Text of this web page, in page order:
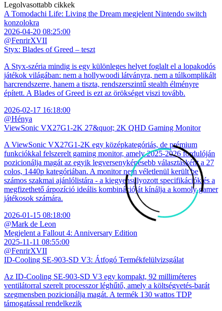
Legolvasottabb cikkek
A Tomodachi Life: Living the Dream megjelent Nintendo switch
konzolokra
2026-04-20 08:25:00
@FenrirXVII
Styx: Blades of Greed – teszt
A Styx-széria mindig is egy különleges helyet foglalt el a lopakodós
játékok világában: nem a hollywoodi látványra, nem a túlkomplikált
harcrendszerre, hanem a tiszta, rendszerszintű stealth élményre
épített. A Blades of Greed is ezt az örökséget viszi tovább.
2026-02-17 16:18:00
@Hénya
ViewSonic VX27G1-2K 27&quot; 2K QHD Gaming Monitor
A ViewSonic VX27G1-2K egy középkategóriás, de prémium
funkciókkal felszerelt gaming monitor, amely 2025-2026 fordulóján
pozicionálja magát az egyik legversenyképesebb választásként a 27
colos, 1440p kategóriában. A monitor nem véletlenül került be
számos szakmai ajánlólistára - a kiegyensúlyozott specifikációk és a
megfizethető árpozíció ideális kombinációját kínálja a komoly gamer
játékosok számára.
2026-01-15 08:18:00
@Mark de Leon
Megjelent a Fallout 4: Anniversary Edition
2025-11-11 08:55:00
@FenrirXVII
ID-Cooling SE-903-SD V3: Átfogó Termékfelülvizsgálat
Az ID-Cooling SE-903-SD V3 egy kompakt, 92 milliméteres
ventilátorral szerelt processzor léghűtő, amely a költségvetés-barát
szegmensben pozicionálja magát. A termék 130 wattos TDP
támogatással rendelkezik